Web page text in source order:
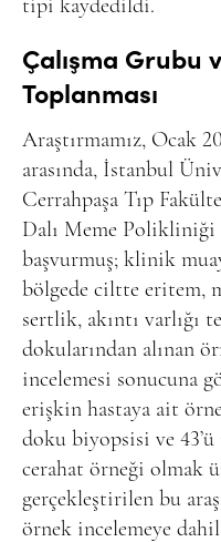
tipi kaydedildi.
Çalışma Grubu
Toplanması
Araştırmamız, Ocak
arasında, İstanbul
Cerrahpaşa Tıp
Dalı Meme Polikliniği
başvurmuş; klinik
bölgede ciltte eritem,
sertlik, akıntı varlığı
dokularından alınan
incelemesi sonucuna
erişkin hastaya ait
doku biyopsisi ve
cerahat örneği olmak
gerçekleştirilen bu
örnek incelemeye